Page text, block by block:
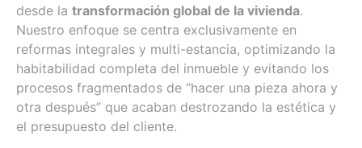
desde la transformación global de la vivienda.
Nuestro enfoque se centra exclusivamente en
reformas integrales y multi-estancia, optimizando la
habitabilidad completa del inmueble y evitando los
procesos fragmentados de “hacer una pieza ahora y
otra después” que acaban destrozando la estética y
el presupuesto del cliente.